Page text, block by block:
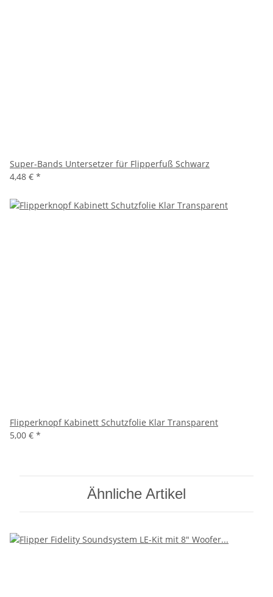
Super-Bands Untersetzer für Flipperfuß Schwarz
4,48 € *
Flipperknopf Kabinett Schutzfolie Klar Transparent
5,00 € *
Ähnliche Artikel